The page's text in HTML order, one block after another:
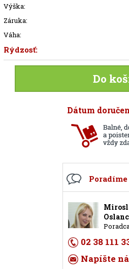
Výška:
Záruka:
Váha:
Rýdzosť:
Do
Dátum
Poradca
02 38 111
Napíšte